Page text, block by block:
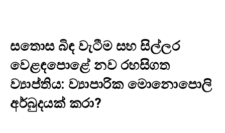
සතොස බිඳ වැටීම සහ සිල්ලර
වෙළඳපොළේ නව රහසිගත
ව්‍යාප්තිය: ව්‍යාපාරික මොනොපොලි
අර්බුදයක් කරා?